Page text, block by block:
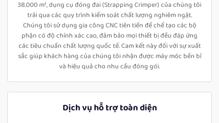
38.000 m², dụng cụ đóng đai (Strapping Crimper) của chúng tôi
trải qua các quy trình kiểm soát chất lượng nghiêm ngặt.
Chúng tôi sử dụng gia công CNC tiên tiến để chế tạo các bộ
phận có độ chính xác cao, đảm bảo mọi thiết bị đều đáp ứng
các tiêu chuẩn chất lượng quốc tế. Cam kết này đối với sự xuất
sắc giúp khách hàng của chúng tôi nhận được máy móc bền bỉ
và hiệu quả cho nhu cầu đóng gói.
Dịch vụ hỗ trợ toàn diện